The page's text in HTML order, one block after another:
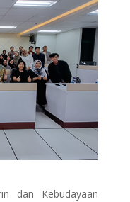
dan Kebudayaan